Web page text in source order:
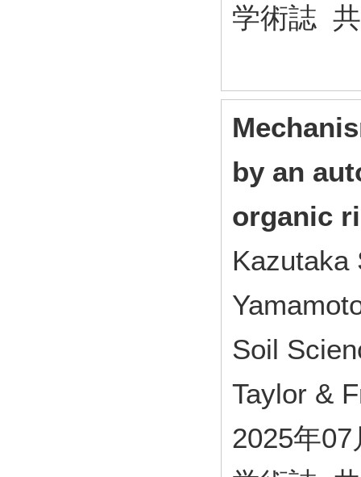
学術誌
by an
organic
Kazutaka
Soil
Taylor &
2025年